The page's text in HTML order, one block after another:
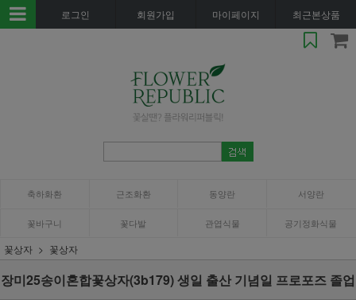
로그인 회원가입 마이페이지 최근본상품
축하화환 근조화환 동양란 서양란
꽃바구니 꽃다발 관엽식물 공기정화식물
꽃상자 꽃상자
장미25송이혼합꽃상자(3b179) 생일 출산 기념일 프로포즈 졸업